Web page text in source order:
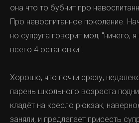
она что то бубнит про
Про невоспитанное поколение.
но супруга говорит мол, "ничего,
всего 4 остановки".
Хорошо, что почти сразу,
парень школьного возраста
кладёт на кресло рюкзак,
заняли, и предлагает присесть